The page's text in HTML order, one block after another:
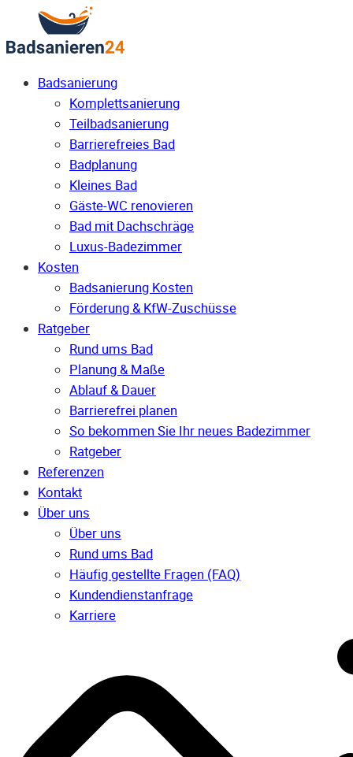
Badsanierung
Komplettsanierung
Teilbadsanierung
Barrierefreies Bad
Badplanung
Kleines Bad
Gäste-WC renovieren
Bad mit Dachschräge
Luxus-Badezimmer
Kosten
Badsanierung Kosten
Förderung & KfW-Zuschüsse
Ratgeber
Rund ums Bad
Planung & Maße
Ablauf & Dauer
Barrierefrei planen
So bekommen Sie Ihr neues Badezimmer
Ratgeber
Referenzen
Kontakt
Über uns
Über uns
Rund ums Bad
Häufig gestellte Fragen (FAQ)
Kunden­dienst­anfrage
Karriere